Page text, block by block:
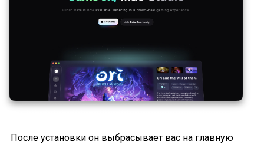
После установки он выбрасывает вас на главную